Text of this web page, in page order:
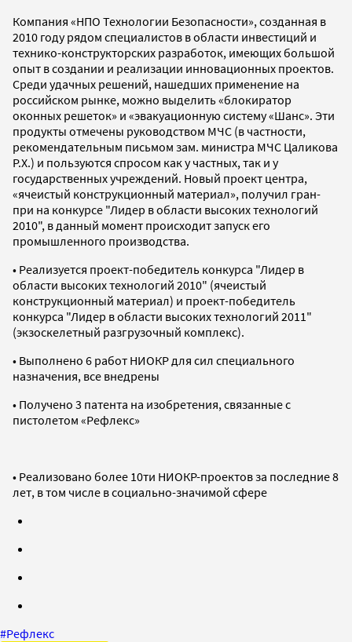
Компания «НПО Технологии Безопасности», созданная в
2010 году рядом специалистов в области инвестиций и
технико-конструкторских разработок, имеющих большой
опыт в создании и реализации инновационных проектов.
Среди удачных решений, нашедших применение на
российском рынке, можно выделить «блокиратор
оконных решеток» и «эвакуационную систему «Шанс». Эти
продукты отмечены руководством МЧС (в частности,
рекомендательным письмом зам. министра МЧС Цаликова
Р.Х.) и пользуются спросом как у частных, так и у
государственных учреждений. Новый проект центра,
«ячеистый конструкционный материал», получил гран-
при на конкурсе "Лидер в области высоких технологий
2010", в данный момент происходит запуск его
промышленного производства.
• Реализуется проект-победитель конкурса "Лидер в
области высоких технологий 2010" (ячеистый
конструкционный материал) и проект-победитель
конкурса "Лидер в области высоких технологий 2011"
(экзоскелетный разгрузочный комплекс).
• Выполнено 6 работ НИОКР для сил специального
назначения, все внедрены
• Получено 3 патента на изобретения, связанные с
пистолетом «Рефлекс»
• Реализовано более 10ти НИОКР-проектов за последние 8
лет, в том числе в социально-значимой сфере
#Рефлекс